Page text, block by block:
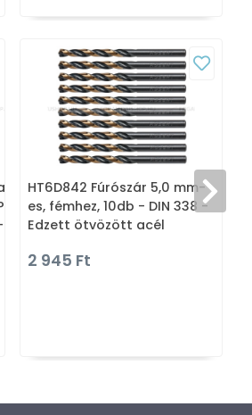
- Brunel 96
- PVD szatén
Prémium két
HT6D842 Fúrószár 5,0 mm-
es, fémhez, 10db - DIN 338 -
Edzett ötvözött acél
2 945 Ft